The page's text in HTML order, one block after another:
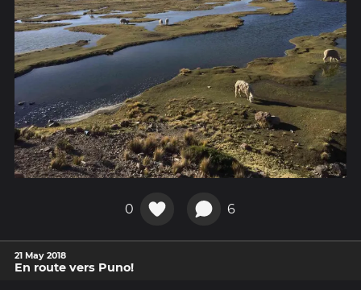
0 6
21 May 2018
En route vers Puno!